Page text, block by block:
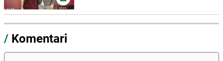
/ Komentari